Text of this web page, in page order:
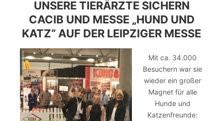
UNSERE TIERÄRZTE SICHERN
CACIB UND MESSE „HUND UND
KATZ“ AUF DER LEIPZIGER MESSE
Mit ca. 34.000
Besuchern war sie
wieder ein großer
Magnet für alle
Hunde und
Katzenfreunde: